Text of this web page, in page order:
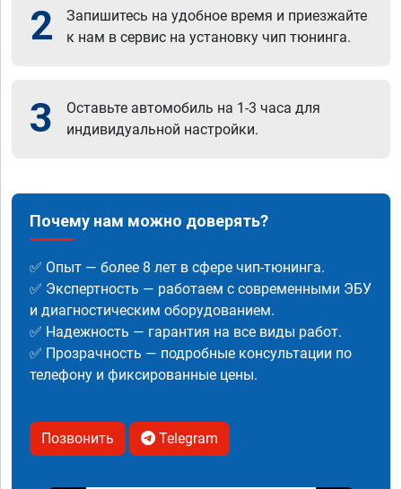
2
Запишитесь на удобное время и приезжайте
к нам в сервис на установку чип тюнинга.
3
Оставьте автомобиль на 1-3 часа для
индивидуальной настройки.
Почему нам можно доверять?
✅ Опыт — более 8 лет в сфере чип-тюнинга.
✅ Экспертность — работаем с современными ЭБУ
и диагностическим оборудованием.
✅ Надежность — гарантия на все виды работ.
✅ Прозрачность — подробные консультации по
телефону и фиксированные цены.
Позвонить Telegram